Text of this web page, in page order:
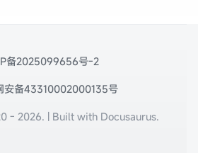
备2025099656号-2
安备43310002000135号
- 2026. | Built with Docusaurus.